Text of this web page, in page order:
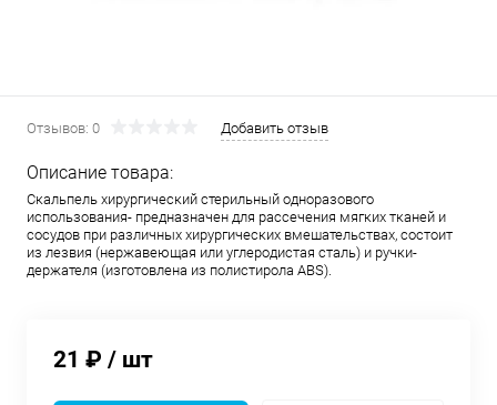
Отзывов: 0 Добавить отзыв
Описание товара:
Скальпель хирургический стерильный одноразового
использования- предназначен для рассечения мягких тканей и
сосудов при различных хирургических вмешательствах, состоит
из лезвия (нержавеющая или углеродистая сталь) и ручки-
держателя (изготовлена из полистирола ABS).
21 ₽ / шт